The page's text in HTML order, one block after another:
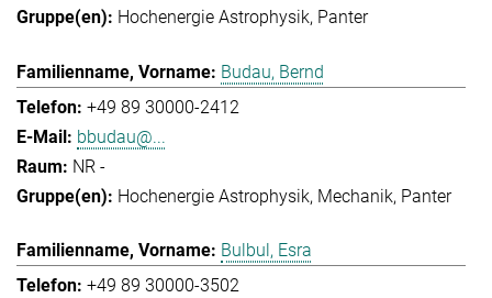
Hochenergie Astrophysik Panter
Budau, Bernd
+49 89 30000-2412
bbudau@...
NR -
Hochenergie Astrophysik Mechanik Panter
Bulbul, Esra
+49 89 30000-3502